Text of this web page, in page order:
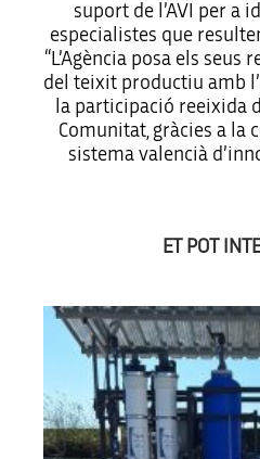
suport de l’AVI per a
especialistes que
“L’Agència posa els seus
del teixit productiu amb
la participació reeixida
Comunitat, gràcies a la
sistema valencià
ET POT